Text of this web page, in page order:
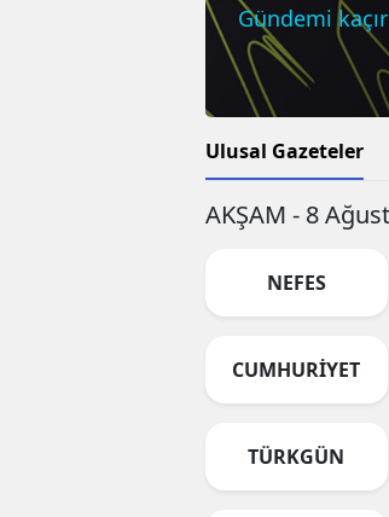
Gündemi
Ulusal Gazeteler
AKŞAM - 8
NEFES
CUMHURİYET
TÜRKGÜN